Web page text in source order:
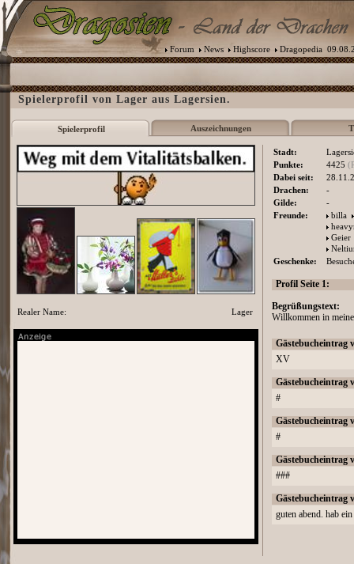
Forum News Highscore Dragopedia
Spielerprofil von Lager aus Lagersien.
Spielerprofil Auszeichnungen
Stadt:
Punkte:
4425
Dabei seit:
Drachen:
-
Gilde:
-
Freunde:
billa
Geier
Geschenke:
Profil Seite 1:
Begrüßungstext:
Willkommen in
Gästebucheintrag
XV
Gästebucheintrag
#
Gästebucheintrag
#
Gästebucheintrag
###
Gästebucheintrag
guten abend. hab
Realer Name: Lager